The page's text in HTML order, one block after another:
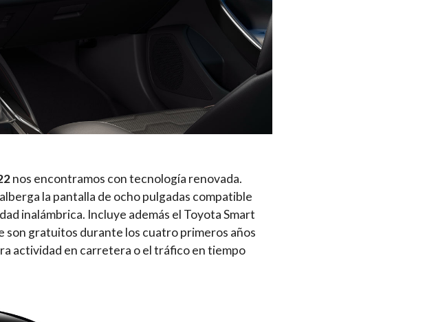
nos encontramos con tecnología renovada.
la pantalla de ocho pulgadas compatible
inalámbrica. Incluye además el Toyota Smart
son gratuitos durante los cuatro primeros años
actividad en carretera o el tráfico en tiempo